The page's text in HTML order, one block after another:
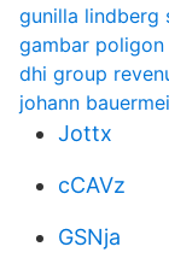
gunilla lindberg
gambar
dhi group
johann
Jottx
cCAVz
GSNja